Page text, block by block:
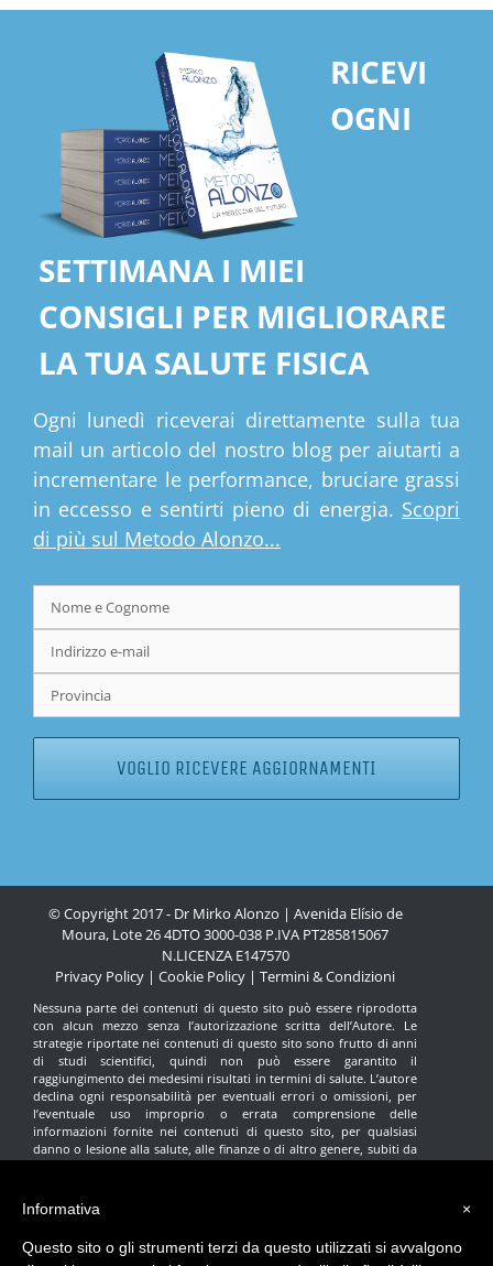
RICEVI
OGNI
SETTIMANA I MIEI
CONSIGLI PER MIGLIORARE
LA TUA SALUTE FISICA
Ogni lunedì riceverai direttamente sulla tua
mail un articolo del nostro blog per aiutarti a
incrementare le performance, bruciare grassi
in eccesso e sentirti pieno di energia. Scopri
di più sul Metodo Alonzo...
© Copyright 2017 - Dr Mirko Alonzo | Avenida Elísio de
Moura, Lote 26 4DTO 3000-038 P.IVA PT285815067
N.LICENZA
E147570
Privacy Policy | Cookie Policy |
Nessuna parte dei contenuti di questo sito può essere riprodotta
con alcun mezzo senza l’autorizzazione scritta dell’Autore. Le
strategie riportate nei contenuti di questo sito sono frutto di anni
di studi scientifici, quindi non può essere garantito il
raggiungimento dei medesimi risultati in termini di salute. L’autore
declina ogni responsabilità per eventuali errori o omissioni, per
l’eventuale uso improprio o errata comprensione delle
informazioni fornite nei contenuti di questo sito, per qualsiasi
danno o lesione alla salute, alle finanze o di altro genere, subiti da
in questo sito intende sostituire il parere del proprio medico di
prese con l’aiuto del medico curante. Questo sito ha finalità
×
Informativa
Questo sito o gli strumenti terzi da questo utilizzati si avvalgono